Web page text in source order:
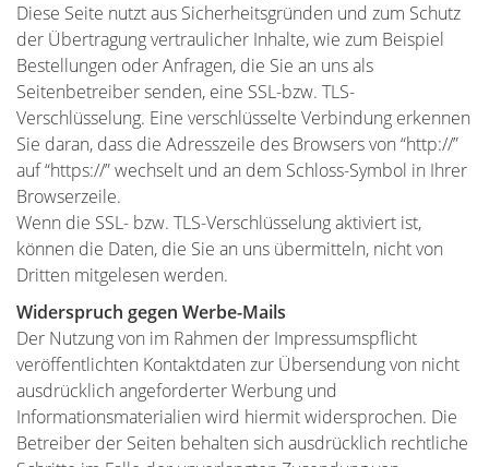
Diese Seite nutzt aus Sicherheitsgründen und zum Schutz
der Übertragung vertraulicher Inhalte, wie zum Beispiel
Bestellungen oder Anfragen, die Sie an uns als
Seitenbetreiber senden, eine SSL-bzw. TLS-
Verschlüsselung. Eine verschlüsselte Verbindung erkennen
Sie daran, dass die Adresszeile des Browsers von “http://”
auf “https://” wechselt und an dem Schloss-Symbol in Ihrer
Browserzeile.
Wenn die SSL- bzw. TLS-Verschlüsselung aktiviert ist,
können die Daten, die Sie an uns übermitteln, nicht von
Dritten mitgelesen werden.
Widerspruch gegen Werbe-Mails
Der Nutzung von im Rahmen der Impressumspflicht
veröffentlichten Kontaktdaten zur Übersendung von nicht
ausdrücklich angeforderter Werbung und
Informationsmaterialien wird hiermit widersprochen. Die
Betreiber der Seiten behalten sich ausdrücklich rechtliche